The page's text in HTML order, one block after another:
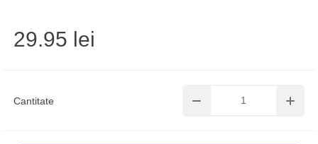
Cantitate
29.95 lei